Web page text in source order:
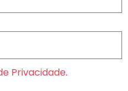
Privacidade.